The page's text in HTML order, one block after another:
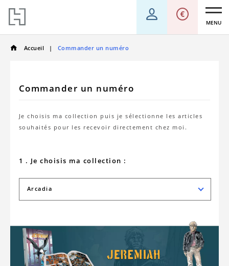
MENU
Accueil Commander un numéro
Commander un numéro
Je choisis ma collection puis je sélectionne les articles
souhaités pour les recevoir directement chez moi.
1 . Je choisis ma collection :
Arcadia